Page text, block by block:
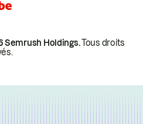
Semrush Holdings.Tous droits